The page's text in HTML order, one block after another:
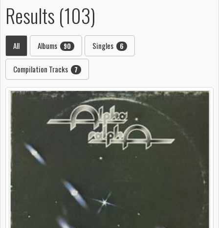
Results (103)
All Albums 90 Singles 6
Compilation Tracks 7